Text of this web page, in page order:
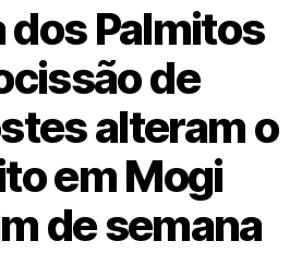
dos Palmitos
de
alteram o
em Mogi
de semana